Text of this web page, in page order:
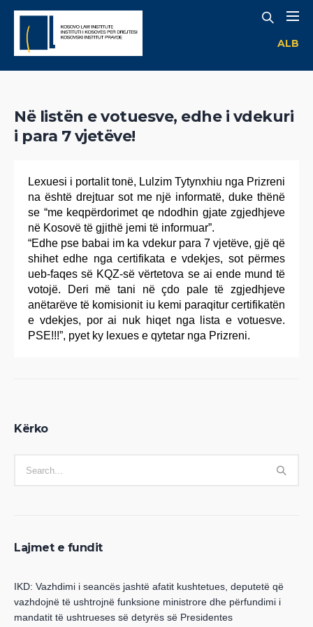
ALB
Në listën e votuesve, edhe i vdekuri
i para 7 vjetëve!
Lexuesi i portalit tonë, Lulzim Tytynxhiu nga Prizreni
na është drejtuar sot me një informatë, duke thënë
se “me keqpërdorimet qe ndodhin gjate zgjedhjeve
në Kosovë të gjithë jemi të informuar”.
“Edhe pse babai im ka vdekur para 7 vjetëve, gjë që
shihet edhe nga certifikata e vdekjes, sot përmes
ueb-faqes së KQZ-së vërtetova se ai ende mund të
votojë. Deri më tani në çdo pale të zgjedhjeve
anëtarëve të komisionit iu kemi paraqitur certifikatën
e vdekjes, por ai nuk hiqet nga lista e votuesve.
PSE!!!”, pyet ky lexues e qytetar nga Prizreni.
Kërko
Lajmet e fundit
IKD: Vazhdimi i seancës jashtë afatit kushtetues, deputetë që
vazhdojnë të ushtrojnë funksione ministrore dhe përfundimi i
mandatit të ushtrueses së detyrës së Presidentes